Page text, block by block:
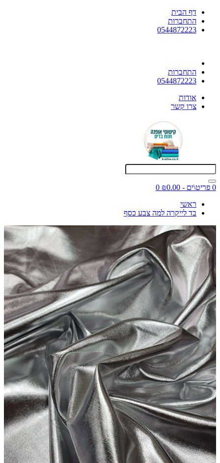
דף הבית
התחברות
0544872223
התחברות
0544872223
אודות
צרו קשר
0 פריט\ים - ₪0.00
0
ראשי
בד לייקרה למה צבע כסף